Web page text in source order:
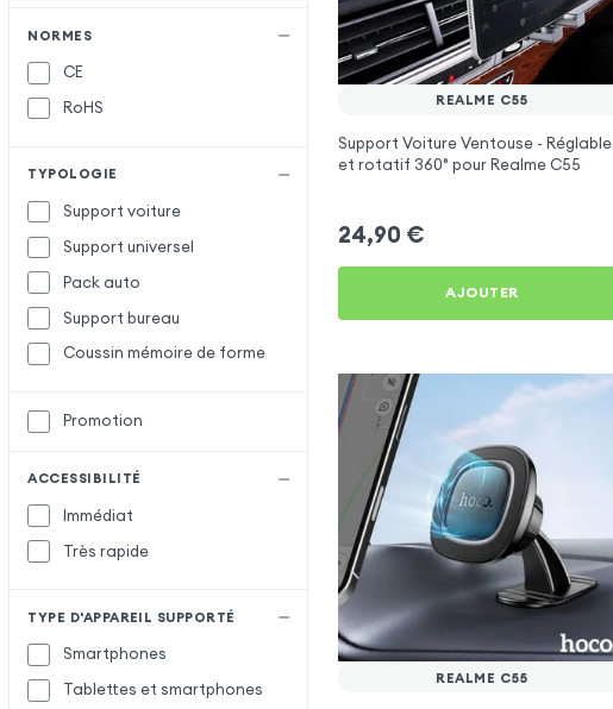
NORMES
CE
RoHS
TYPOLOGIE
Support voiture
Support universel
Pack auto
Support bureau
Coussin mémoire de forme
Promotion
ACCESSIBILITÉ
Immédiat
Très rapide
TYPE D'APPAREIL SUPPORTÉ
Smartphones
Tablettes et smartphones
REALME C55
Support Voiture Ventouse - Réglable
et rotatif 360° pour Realme C55
24,90 €
AJOUTER
REALME C55